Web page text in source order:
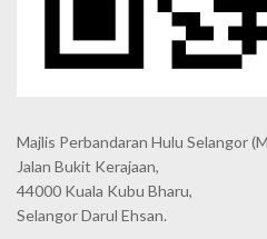
Majlis Perbandaran Hulu Selangor
Jalan Bukit Kerajaan,
44000 Kuala Kubu Bharu,
Selangor Darul Ehsan.